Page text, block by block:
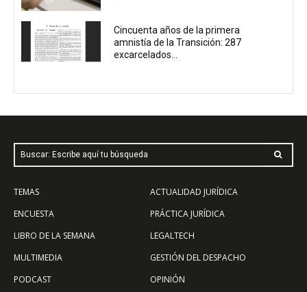
Cincuenta años de la primera
amnistía de la Transición: 287
excarcelados...
Buscar: Escribe aquí tu búsqueda
TEMAS
ENCUESTA
LIBRO DE LA SEMANA
MULTIMEDIA
PODCAST
ACTUALIDAD JURÍDICA
PRÁCTICA JURÍDICA
LEGALTECH
GESTIÓN DEL DESPACHO
OPINIÓN